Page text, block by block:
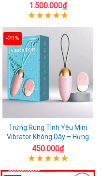
Thông Minh
1.500.000₫
-20%
Trứng Rung Tình Yêu Mini
Vibrator Không Dây – Hưng
Phấn Mọi Nơi
450.000₫